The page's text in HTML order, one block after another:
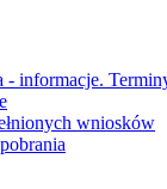
- informacje.
wniosków